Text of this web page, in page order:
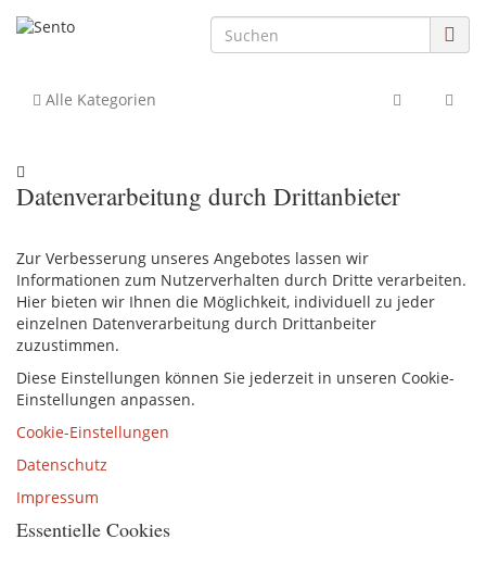
Alle Kategorien
Datenverarbeitung durch Drittanbieter
Zur Verbesserung unseres Angebotes lassen wir
Informationen zum Nutzerverhalten durch Dritte verarbeiten.
Hier bieten wir Ihnen die Möglichkeit, individuell zu jeder
einzelnen Datenverarbeitung durch Drittanbeiter
zuzustimmen.
Diese Einstellungen können Sie jederzeit in unseren Cookie-
Einstellungen anpassen.
Cookie-Einstellungen
Datenschutz
Impressum
Essentielle Cookies